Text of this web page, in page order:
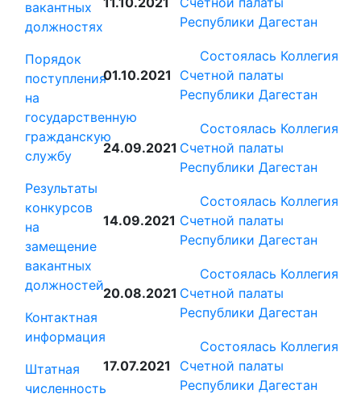
вакантных
должностях
Порядок
поступления
на
государственную
гражданскую
службу
Результаты
конкурсов
на
замещение
вакантных
должностей
Контактная
информация
Штатная
численность
Республики Дагестан
01.10.2021
Состоялась Коллегия
Счетной палаты
Республики Дагестан
24.09.2021
Состоялась Коллегия
Счетной палаты
Республики Дагестан
14.09.2021
Состоялась Коллегия
Счетной палаты
Республики Дагестан
20.08.2021
Состоялась Коллегия
Счетной палаты
Республики Дагестан
17.07.2021
Состоялась Коллегия
Счетной палаты
Республики Дагестан